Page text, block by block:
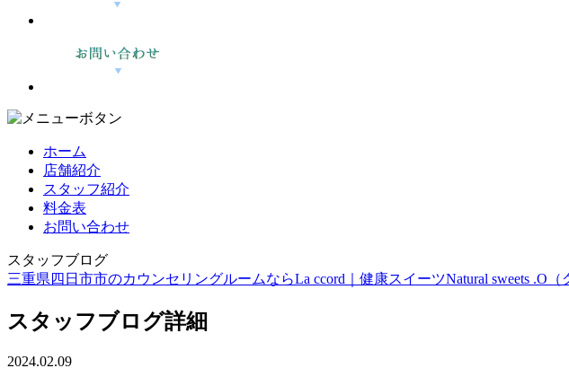
ホーム
店舗紹介
スタッフ紹介
料金表
お問い合わせ
スタッフブログ
三重県四日市市のカウンセリングルームならLa ccord｜健康スイーツNatural sweets .O
スタッフブログ詳細
2024.02.09